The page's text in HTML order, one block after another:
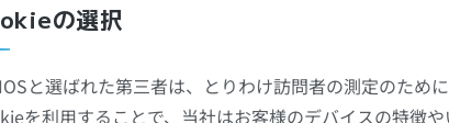
徴
と小脳
（三叉神経核視
（背側）三叉神経核視床路であ
路における二次ニューロンを
の選択
と選ばれた第三者は、とりわけ訪問者の測定のため
を利用することで、当社はお客様のデバイスの特徴